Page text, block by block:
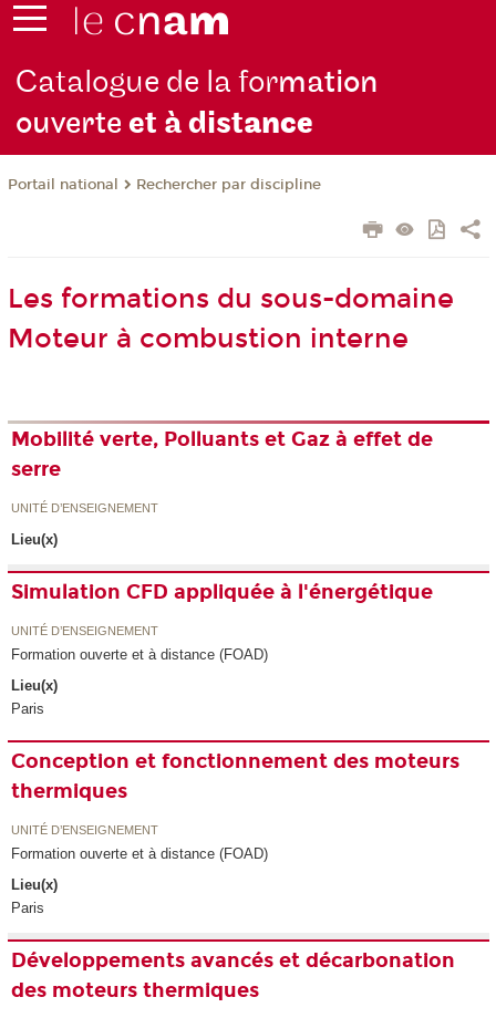
Catalogue de la formation
ouverteet à distance
Portail national Rechercher par discipline
Les formations du sous-domaine
Moteur à combustion interne
Mobilité verte, Polluants et Gaz à effet de
serre
UNITÉ D’ENSEIGNEMENT
Lieu(x)
Simulation CFD appliquée à l'énergétique
UNITÉ D’ENSEIGNEMENT
Formation ouverte et à distance (FOAD)
Lieu(x)
Paris
Conception et fonctionnement des moteurs
thermiques
UNITÉ D’ENSEIGNEMENT
Formation ouverte et à distance (FOAD)
Lieu(x)
Paris
Développements avancés et décarbonation
des moteurs thermiques